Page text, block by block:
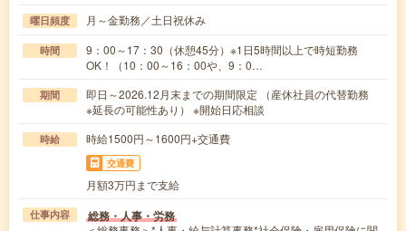
曜日頻度 月～金勤務／土日祝休み
時間
9：00～17：30（休憩45分）※1日5時間以上で時短勤務
OK！（10：00～16：00や、9：0…
期間
即日～2026.12月末までの期間限定 （産休社員の代替勤務
※延長の可能性あり） ※開始日応相談
時給 時給1500円～1600円+交通費
交通費
月額3万円まで支給
仕事内容 総務・人事・労務